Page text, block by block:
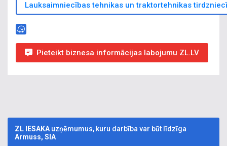
Lauksaimniecības tehnikas un traktortehnikas
Pieteikt biznesa informācijas labojumu ZL.LV
ZL IESAKA uzņēmumus, kuru darbība var būt līdzīga
Armuss, SIA